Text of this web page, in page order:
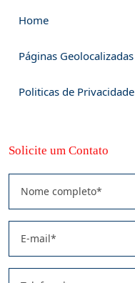
Home
Páginas Geolocalizadas
Politicas de Privacidade
Solicite um Contato